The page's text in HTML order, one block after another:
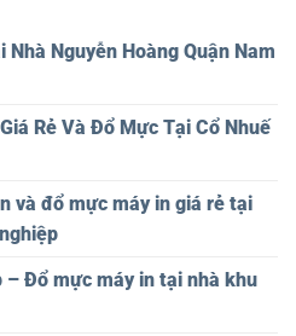
Nguyễn Hoàng Quận Nam
Rẻ Và Đổ Mực Tại Cổ Nhuế
và đổ mực máy in giá rẻ tại
– Đổ mực máy in tại nhà khu